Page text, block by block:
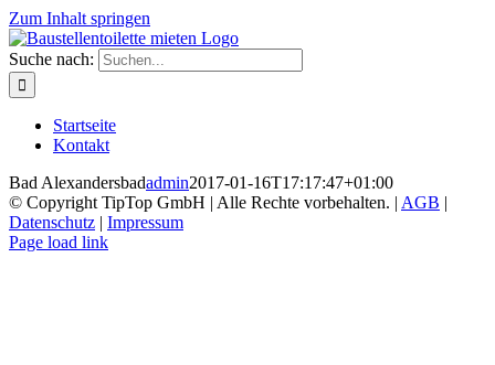
Zum Inhalt springen
Suche nach:
Startseite
Kontakt
Bad Alexandersbadadmin2017-01-16T17:17:47+01:00
© Copyright TipTop GmbH | Alle Rechte vorbehalten. | AGB |
Datenschutz | Impressum
Page load link